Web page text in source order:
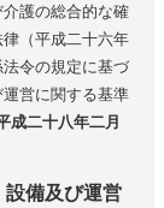
況等の把握）
本取扱方針）
体的取扱方針）
護の総合的な確
（平成二十六年
令の規定に基づ
営に関する基準
成二十八年二月
設備及び運営